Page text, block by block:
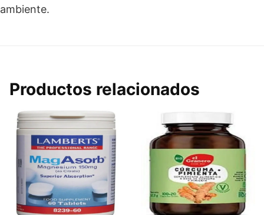
ambiente.
Productos relacionados